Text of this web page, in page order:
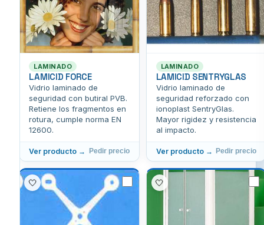
LAMINADO
LAMICID FORCE
Vidrio laminado de
seguridad con butiral PVB.
Retiene los fragmentos en
rotura, cumple norma EN
12600.
Ver producto → Pedir precio
LAMINADO
LAMICID SENTRYGLAS
Vidrio laminado de
seguridad reforzado con
ionoplast SentryGlas.
Mayor rigidez y resistencia
al impacto.
Ver producto → Pedir precio
🤍 🤍